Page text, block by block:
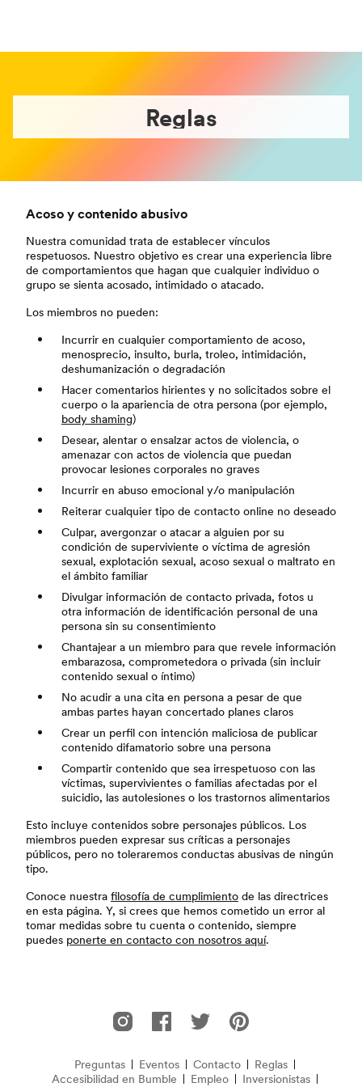
Reglas
Acoso y contenido abusivo
Nuestra comunidad trata de establecer vínculos
respetuosos. Nuestro objetivo es crear una experiencia libre
de comportamientos que hagan que cualquier individuo o
grupo se sienta acosado, intimidado o atacado.
Los miembros no pueden:
Incurrir en cualquier comportamiento de acoso,
menosprecio, insulto, burla, troleo, intimidación,
deshumanización o degradación
Hacer comentarios hirientes y no solicitados sobre el
cuerpo o la apariencia de otra persona (por ejemplo,
body shaming)
Desear, alentar o ensalzar actos de violencia, o
amenazar con actos de violencia que puedan
provocar lesiones corporales no graves
Incurrir en abuso emocional y/o manipulación
Reiterar cualquier tipo de contacto online no deseado
Culpar, avergonzar o atacar a alguien por su
condición de superviviente o víctima de agresión
sexual, explotación sexual, acoso sexual o maltrato en
el ámbito familiar
Divulgar información de contacto privada, fotos u
otra información de identificación personal de una
persona sin su consentimiento
Chantajear a un miembro para que revele información
embarazosa, comprometedora o privada (sin incluir
contenido sexual o íntimo)
No acudir a una cita en persona a pesar de que
ambas partes hayan concertado planes claros
Crear un perfil con intención maliciosa de publicar
contenido difamatorio sobre una persona
Compartir contenido que sea irrespetuoso con las
víctimas, supervivientes o familias afectadas por el
suicidio, las autolesiones o los trastornos alimentarios
Esto incluye contenidos sobre personajes públicos. Los
miembros pueden expresar sus críticas a personajes
públicos, pero no toleraremos conductas abusivas de ningún
tipo.
Conoce nuestra filosofía de cumplimiento de las directrices
en esta página. Y, si crees que hemos cometido un error al
tomar medidas sobre tu cuenta o contenido, siempre
puedes ponerte en contacto con nosotros aquí.
Pie de páginaBumble en Instagram
Bumble en Facebook
Bumble en Twitter
Bumble en Pinterest
Preguntas
Preguntas frecuentes
Eventos Contacto
Reglas
Accesibilidad en Bumble
Empleo
Inversionistas